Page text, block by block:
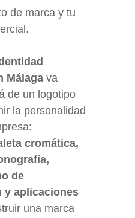
de marca y tu
Málaga va
de un logotipo
la personalidad
cromática,
de
y aplicaciones
una marca